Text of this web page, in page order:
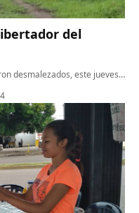
del
desmalezados, este jueves…